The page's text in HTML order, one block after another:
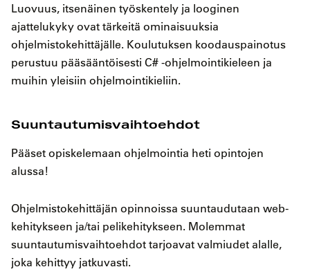
Luovuus, itsenäinen työskentely ja looginen
ajattelukyky ovat tärkeitä ominaisuuksia
ohjelmistokehittäjälle. Koulutuksen koodauspainotus
perustuu pääsääntöisesti C# -ohjelmointikieleen ja
muihin yleisiin ohjelmointikieliin.
Suuntautumisvaihtoehdot
Pääset opiskelemaan ohjelmointia heti opintojen
alussa!
Ohjelmistokehittäjän opinnoissa suuntaudutaan web-
kehitykseen ja/tai pelikehitykseen. Molemmat
suuntautumisvaihtoehdot tarjoavat valmiudet alalle,
joka kehittyy jatkuvasti.